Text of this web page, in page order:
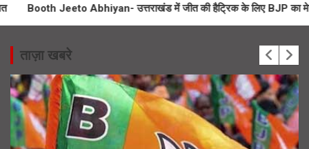
Abhiyan- उत्तराखंड में जीत की हैट्रिक के लिए BJP का मेगा प्लान
ताज़ा खबरे